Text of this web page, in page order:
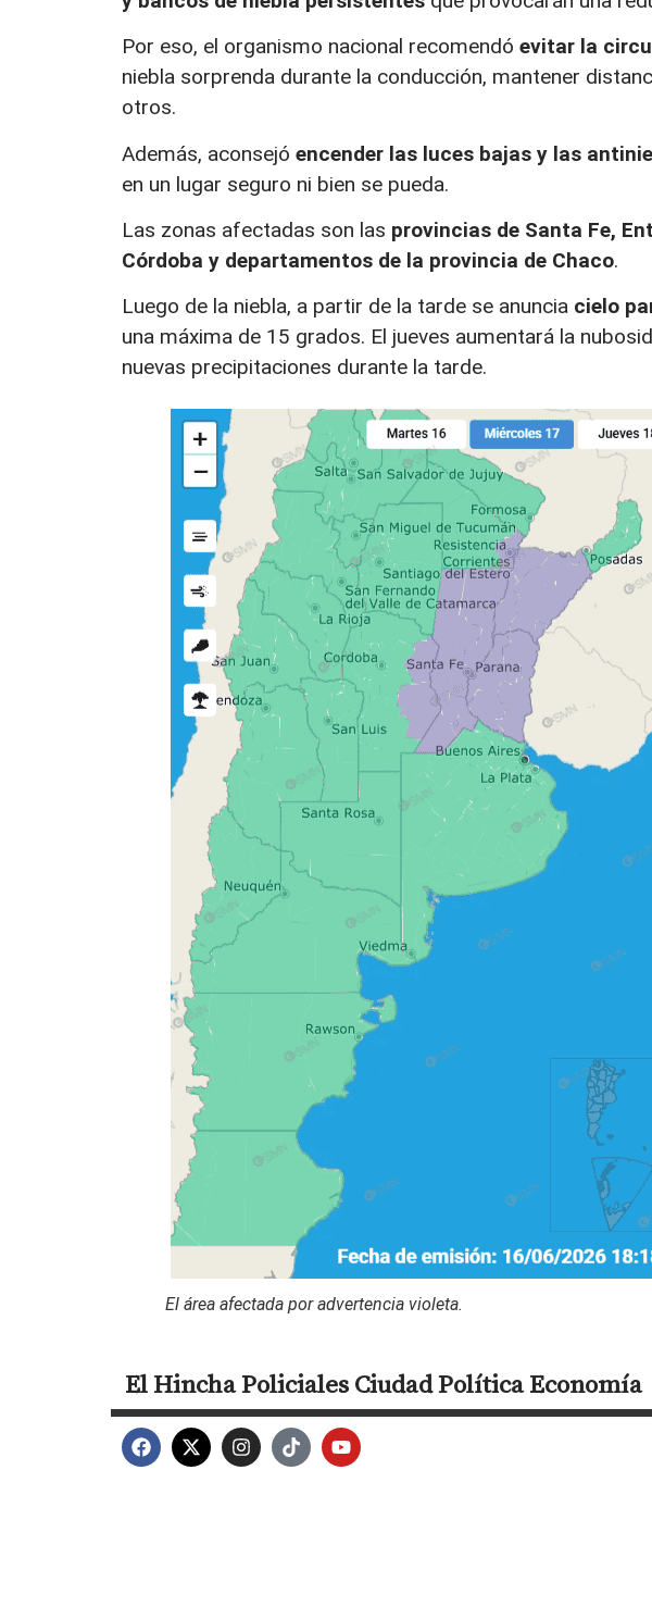
Por eso, el organismo nacional recomendó evitar la
niebla sorprenda durante la conducción, mantener
otros.
Además, aconsejó encender las luces bajas y las
en un lugar seguro ni bien se pueda.
Las zonas afectadas son las provincias de Santa Fe,
Córdoba y departamentos de la provincia de Chaco.
Luego de la niebla, a partir de la tarde se anuncia cielo
una máxima de 15 grados. El jueves aumentará la
nuevas precipitaciones durante la tarde.
El área afectada por advertencia violeta.
El HinchaPolicialesCiudadPolíticaEconomía